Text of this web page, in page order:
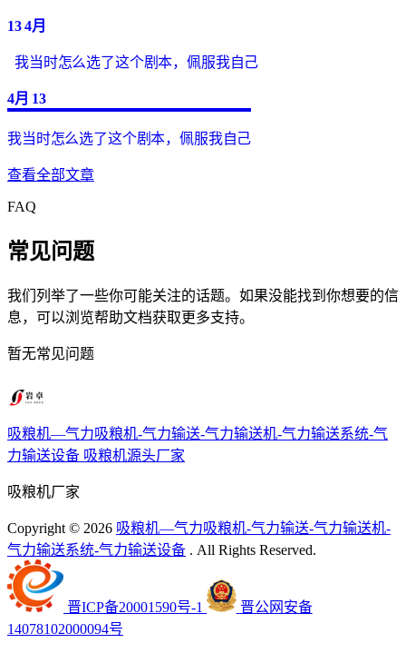
13 4月
我当时怎么选了这个剧本，佩服我自己
4月 13
我当时怎么选了这个剧本，佩服我自己
查看全部文章
FAQ
常见问题
我们列举了一些你可能关注的话题。如果没能找到你想要的信
息，可以浏览帮助文档获取更多支持。
暂无常见问题
吸粮机—气力吸粮机-气力输送-气力输送机-气力输送系统-气
力输送设备 吸粮机源头厂家
吸粮机厂家
Copyright © 2026 吸粮机—气力吸粮机-气力输送-气力输送机-
气力输送系统-气力输送设备 . All Rights Reserved.
晋ICP备20001590号-1
晋公网安备
14078102000094号